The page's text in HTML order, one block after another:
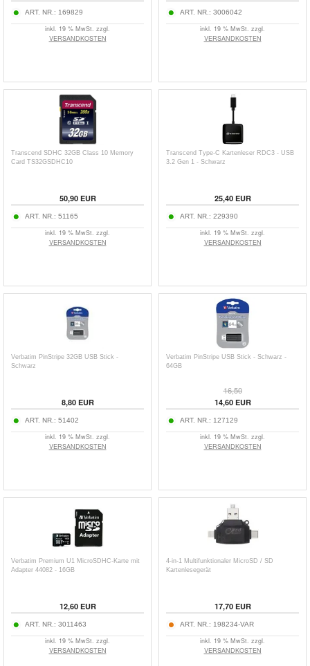
ART. NR.: 169829
inkl. 19 % MwSt. zzgl.
VERSANDKOSTEN
ART. NR.: 3006042
inkl. 19 % MwSt. zzgl.
VERSANDKOSTEN
Transcend SDHC 32GB Class 10 Memory
Card TS32GSDHC10
50,90EUR
ART. NR.: 51165
inkl. 19 % MwSt. zzgl.
VERSANDKOSTEN
Transcend Type-C Kartenleser RDC3 - USB
3.2 Gen 1 - Schwarz
25,40EUR
ART. NR.: 229390
inkl. 19 % MwSt. zzgl.
VERSANDKOSTEN
Verbatim PinStripe 32GB USB Stick -
Schwarz
8,80EUR
ART. NR.: 51402
inkl. 19 % MwSt. zzgl.
VERSANDKOSTEN
Verbatim PinStripe USB Stick - Schwarz -
64GB
16,50
14,60EUR
ART. NR.: 127129
inkl. 19 % MwSt. zzgl.
VERSANDKOSTEN
Verbatim Premium U1 MicroSDHC-Karte mit
Adapter 44082 - 16GB
12,60EUR
ART. NR.: 3011463
inkl. 19 % MwSt. zzgl.
VERSANDKOSTEN
4-in-1 Multifunktionaler MicroSD / SD
Kartenlesegerät
17,70EUR
ART. NR.: 198234-VAR
inkl. 19 % MwSt. zzgl.
VERSANDKOSTEN